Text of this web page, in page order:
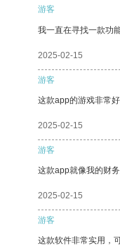
游客
我一直在寻找一款功
2025-02-15
游客
这款app的游戏非常
2025-02-15
游客
这款app就像我的财
2025-02-15
游客
这款软件非常实用，